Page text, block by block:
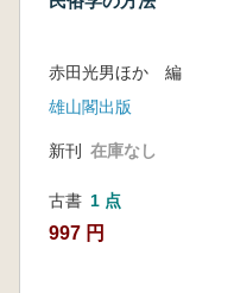
赤田光男ほか 編
雄山閣出版
新刊 在庫なし
古書 1 点
997 円